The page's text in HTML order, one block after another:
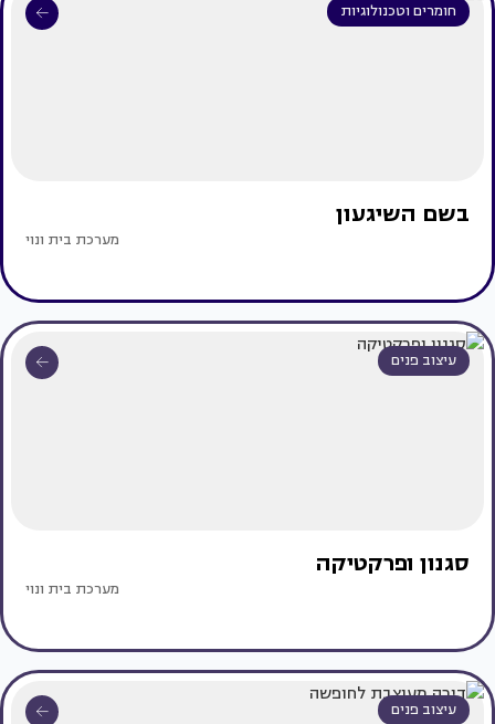
חומרים וטכנולוגיות
בשם השיגעון
מערכת בית ונוי
עיצוב פנים
סגנון ופרקטיקה
מערכת בית ונוי
עיצוב פנים